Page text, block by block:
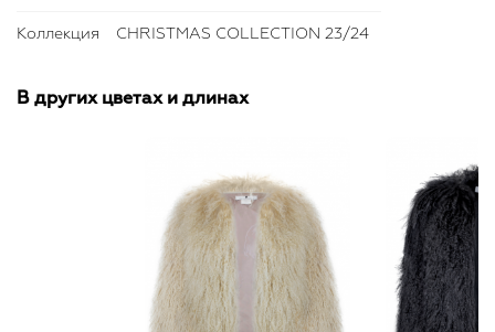
Коллекция CHRISTMAS COLLECTION 23/24
В других цветах и длинах